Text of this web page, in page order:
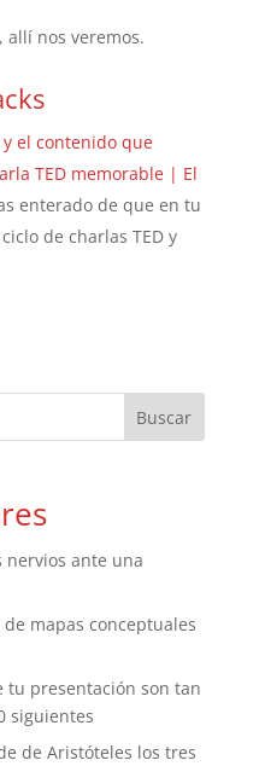
allí nos veremos.
el contenido que
TED memorable | El
enterado de que en tu
de charlas TED y
nervios ante una
mapas conceptuales
tu presentación son tan
siguientes
de Aristóteles los tres